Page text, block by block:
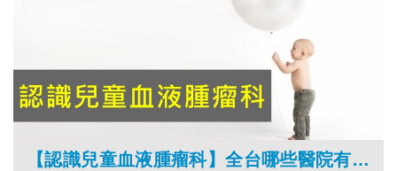
【認識兒童血液腫瘤科】全台哪些醫院有兒童血液腫瘤科？